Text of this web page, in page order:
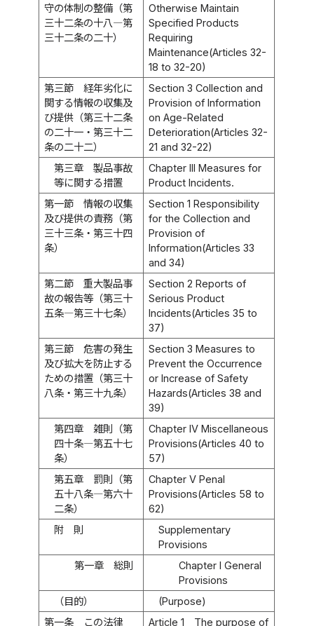
守の体制の整備（第
三十二条の十八―第
三十二条の二十）
Otherwise Maintain
Specified Products
Requiring
Maintenance(Articles 32-
18 to 32-20)
第三節 経年劣化に
関する情報の収集及
び提供（第三十二条
の二十一・第三十二
条の二十二）
Section 3 Collection and
Provision of Information
on Age-Related
Deterioration(Articles 32-
21 and 32-22)
第三章 製品事故
等に関する措置
Chapter III Measures for
Product Incidents.
第一節 情報の収集
及び提供の責務（第
三十三条・第三十四
条）
Section 1 Responsibility
for the Collection and
Provision of
Information(Articles 33
and 34)
第二節 重大製品事
故の報告等（第三十
五条―第三十七条）
Section 2 Reports of
Serious Product
Incidents(Articles 35 to
37)
第三節 危害の発生
及び拡大を防止する
ための措置（第三十
八条・第三十九条）
Section 3 Measures to
Prevent the Occurrence
or Increase of Safety
Hazards(Articles 38 and
39)
第四章 雑則（第
四十条―第五十七
条）
Chapter IV Miscellaneous
Provisions(Articles 40 to
57)
第五章 罰則（第
五十八条―第六十
二条）
Chapter V Penal
Provisions(Articles 58 to
62)
附 則
Supplementary
Provisions
第一章 総則
Chapter I General
Provisions
（目的）
(Purpose)
第一条
この法律
Article 1
The purpose of